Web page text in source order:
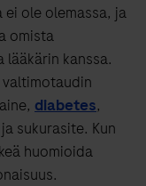
ole olemassa, ja
omista
kanssa.
diabetes,
sukurasite. Kun
huomioida